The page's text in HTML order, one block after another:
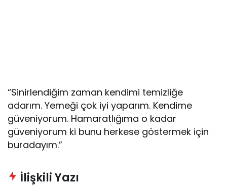
“Sinirlendiğim zaman kendimi temizliğe
adarım. Yemeği çok iyi yaparım. Kendime
güveniyorum. Hamaratlığıma o kadar
güveniyorum ki bunu herkese göstermek için
buradayım.”
İlişkili Yazı